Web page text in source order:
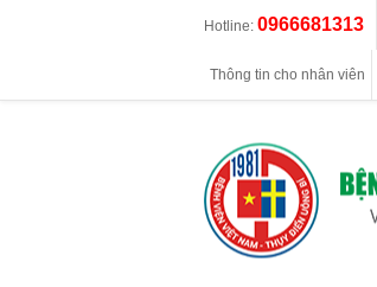
Hotline: 0966681313
Thông tin cho nhân viên